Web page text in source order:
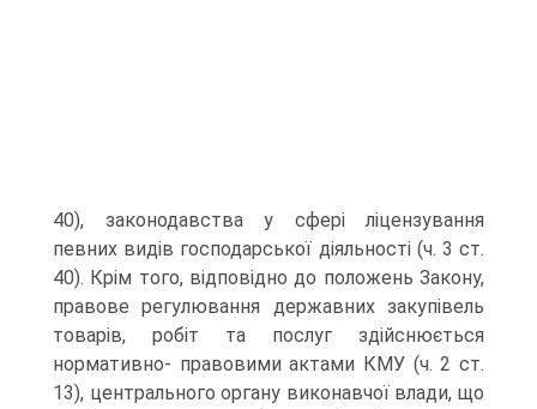
40), законодавства у сфері ліцензування
певних видів господарської діяльності (ч. 3 ст.
40). Крім того, відповідно до положень Закону,
правове регулювання державних закупівель
товарів, робіт та послуг здійснюється
нормативно- правовими актами КМУ (ч. 2 ст.
13), центрального органу виконавчої влади, що